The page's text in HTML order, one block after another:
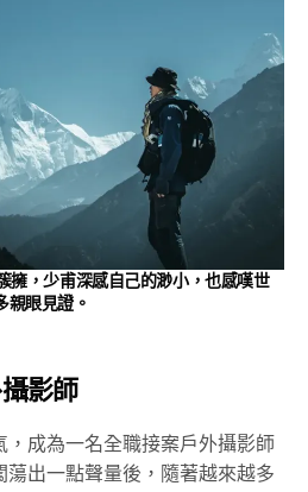
，少甫深感自己的渺小，也感嘆世
親眼見證。
影師
成為一名全職接案戶外攝影師
出一點聲量後，隨著越來越多